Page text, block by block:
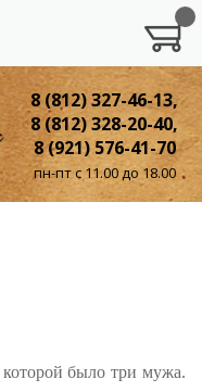
8 (812) 327-46-13,
8 (812) 328-20-40,
8 (921) 576-41-70
пн-пт с 11.00 до 18.00
было три мужа.